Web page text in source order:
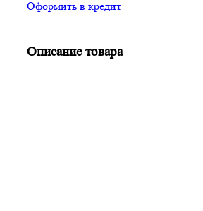
Оформить в кредит
Описание товара